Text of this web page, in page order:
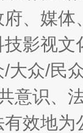
魏明亮
、媒
影视
大众/民
意识、
效地